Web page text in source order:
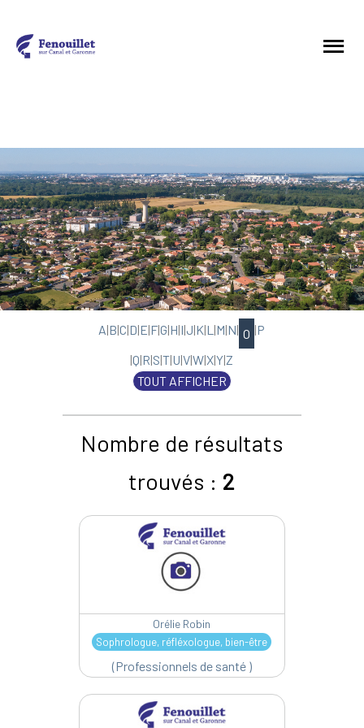
A|B|C|D|E|F|G|H|I|J|K|L |M|N| O |P
|Q|R|S|T|U|V|W|X|Y|Z
TOUT AFFICHER
Nombre de résultats
trouvés : 2
Orélie Robin
Sophrologue, réfléxologue, bien-être
(Professionnels de santé )